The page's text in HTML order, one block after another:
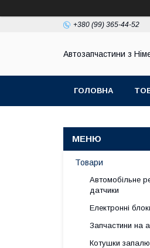
+380 (99) 365-44-52
Автозапчастини з
ГОЛОВНА
Товари
Автомобільне
датчики
Електронні
Запчастини на
Котушки